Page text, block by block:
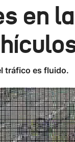
en
tráfico es fluido.